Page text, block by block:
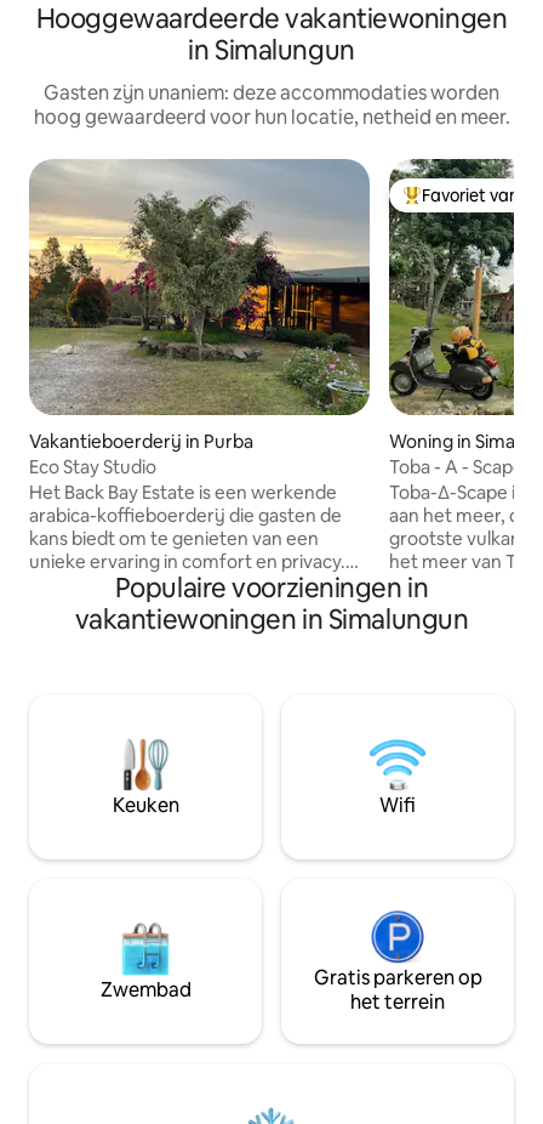
Hooggewaardeerde vakantiewoningen
in Simalungun
Gasten zijn unaniem: deze accommodaties worden
hoog gewaardeerd voor hun locatie, netheid en meer.
Vakantieboerderij in Purba
Eco Stay Studio
Het Back Bay Estate is een werkende
arabica-koffieboerderij die gasten de
kans biedt om te genieten van een
unieke ervaring in comfort en privacy.
Geniet van een majestueus uitzicht op
de bergen en om wilde dieren te
observeren in het omliggende Siamang-
veel binnen- en buitenvoorzieningen om
gasten te laten ontspannen, opnieuw te
verbinden en op te laden. Ontbijt
inbegrepen. 2 volwassenen +1 maximale
Topfavoriet van
Favoriet van
Woning in
Toba - A - Scape
Toba-∆-Scape is
aan het meer,
grootste
het meer van
Indonesië. Het
Pondok Ganda,
stijl van 10
meer. Het huis is
voorzieningen,
huis wilt. Het
prachtige Sopo is
Populaire voorzieningen in
vakantiewoningen in Simalungun
Keuken Wifi
Zwembad
Gratis parkeren op
het terrein